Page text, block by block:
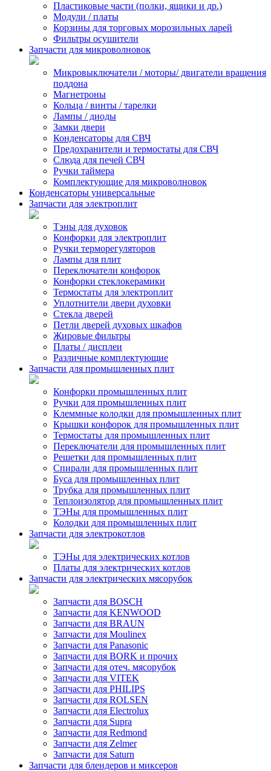
Пластиковые части (полки, ящики и др.)
Модули / платы
Корзины для торговых морозильных ларей
Фильтры осушители
Запчасти для микроволновок
Микровыключатели / моторы/ двигатели вращения
поддона
Магнетроны
Кольца / винты / тарелки
Лампы / диоды
Замки двери
Конденсаторы для СВЧ
Предохранители и термостаты для СВЧ
Слюда для печей СВЧ
Ручки таймера
Комплектующие для микроволновок
Конденсаторы универсальные
Запчасти для электроплит
Тэны для духовок
Конфорки для электроплит
Ручки терморегуляторов
Лампы для плит
Переключатели конфорок
Конфорки стеклокерамики
Термостаты для электроплит
Уплотнители двери духовки
Стекла дверей
Петли дверей духовых шкафов
Жировые фильтры
Платы / дисплеи
Различные комплектующие
Запчасти для промышленных плит
Конфорки промышленных плит
Ручки для промышленных плит
Клеммные колодки для промышленных плит
Крышки конфорок для промышленных плит
Термостаты для промышленных плит
Переключатели для промышленных плит
Решетки для промышленных плит
Спирали для промышленных плит
Буса для промышленных плит
Трубка для промышленных плит
Теплоизолятор для промышленных плит
ТЭНы для промышленных плит
Колодки для промышленных плит
Запчасти для электрокотлов
ТЭНы для электрических котлов
Платы для электрических котлов
Запчасти для электрических мясорубок
Запчасти для BOSCH
Запчасти для KENWOOD
Запчасти для BRAUN
Запчасти для Moulinex
Запчасти для Panasonic
Запчасти для BORK и прочих
Запчасти для отеч. мясорубок
Запчасти для VITEK
Запчасти для PHILIPS
Запчасти для ROLSEN
Запчасти для Electrolux
Запчасти для Supra
Запчасти для Redmond
Запчасти для Zelmer
Запчасти для Saturn
Запчасти для блендеров и миксеров